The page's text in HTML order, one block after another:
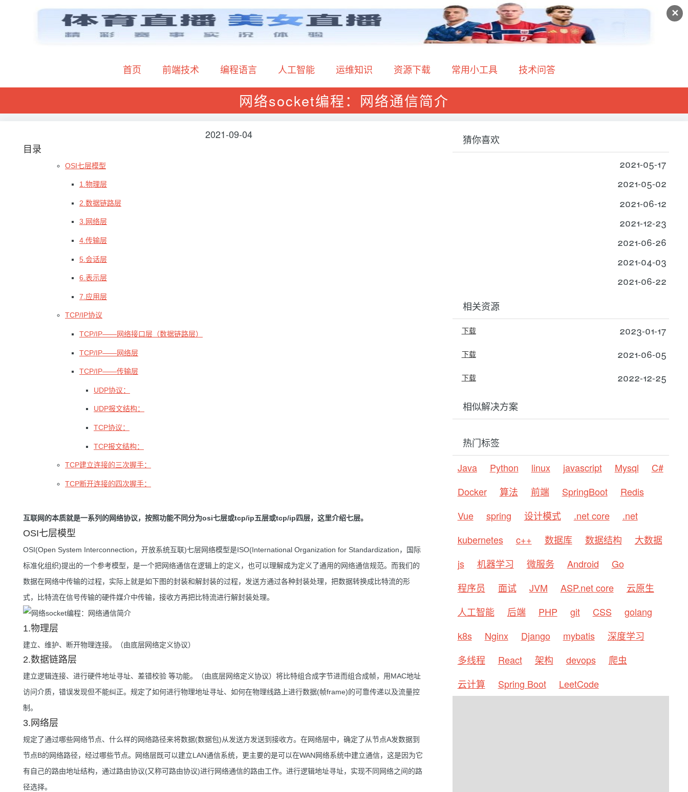
✕
首页 前端技术 编程语言 人工智能 运维知识 资源下载 常用小工具 技术问答
网络socket编程：网络通信简介
2021-09-04
目录
OSI七层模型
1.物理层
2.数据链路层
3.网络层
4.传输层
5.会话层
6.表示层
7.应用层
TCP/IP协议
TCP/IP——网络接口层（数据链路层）
TCP/IP——网络层
TCP/IP——传输层
UDP协议：
UDP报文结构：
TCP协议：
TCP报文结构：
TCP建立连接的三次握手：
TCP断开连接的四次握手：
互联网的本质就是一系列的网络协议，按照功能不同分为osi七层或tcp/ip五层或tcp/ip四层，这里介绍七层。
OSI七层模型
OSI(Open System Interconnection，开放系统互联)七层网络模型是ISO(International Organization for Standardization，国际
标准化组织)提出的一个参考模型，是一个把网络通信在逻辑上的定义，也可以理解成为定义了通用的网络通信规范。而我们的
数据在网络中传输的过程，实际上就是如下图的封装和解封装的过程，发送方通过各种封装处理，把数据转换成比特流的形
式，比特流在信号传输的硬件媒介中传输，接收方再把比特流进行解封装处理。
1.物理层
建立、维护、断开物理连接。（由底层网络定义协议）
2.数据链路层
建立逻辑连接、进行硬件地址寻址、差错校验 等功能。（由底层网络定义协议）将比特组合成字节进而组合成帧，用MAC地址
访问介质，错误发现但不能纠正。规定了如何进行物理地址寻址、如何在物理线路上进行数据(帧frame)的可靠传递以及流量控
制。
3.网络层
规定了通过哪些网络节点、什么样的网络路径来将数据(数据包)从发送方发送到接收方。在网络层中，确定了从节点A发数据到
节点B的网络路径，经过哪些节点。网络层既可以建立LAN通信系统，更主要的是可以在WAN网络系统中建立通信，这是因为它
有自己的路由地址结构，通过路由协议(又称可路由协议)进行网络通信的路由工作。进行逻辑地址寻址，实现不同网络之间的路
径选择。
猜你喜欢
2021-05-17
2021-05-02
2021-06-12
2021-12-23
2021-06-26
2021-04-03
2021-06-22
相关资源
下载 2023-01-17
下载 2021-06-05
下载 2022-12-25
相似解决方案
热门标签
Java
Python linux javascript Mysql
C#
Docker
算法 前端 SpringBoot
Redis
Vue
spring 设计模式 .net core
.net
kubernetes
c++ 数据库 数据结构
大数据
js
机器学习 微服务 Android
Go
程序员
面试 JVM ASP.net core
云原生
人工智能
后端 PHP git CSS
golang
k8s
Nginx Django mybatis
深度学习
多线程
React 架构 devops
爬虫
云计算
Spring Boot LeetCode